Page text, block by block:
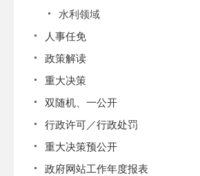
水利领域
人事任免
政策解读
重大决策
双随机、一公开
行政许可／行政处罚
重大决策预公开
政府网站工作年度报表